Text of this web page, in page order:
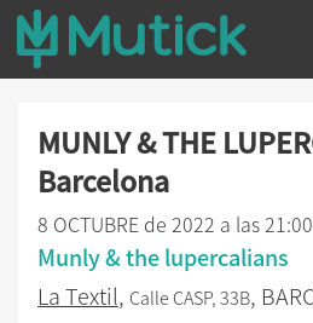
MUNLY & THE
Barcelona
8 OCTUBRE de 2022 a las 21:00
Munly & the lupercalians
La Textil, Calle CASP, 33B,